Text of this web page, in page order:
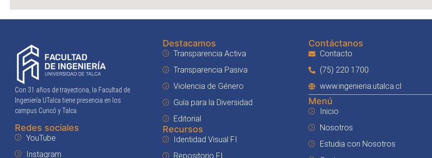
Con 31 años de trayectoria, la Facultad de
Ingeniería UTalca tiene presencia en los
campus Curicó y Talca.
Redes sociales
YouTube
Instagram
Destacamos
Transparencia Activa
Transparencia Pasiva
Violencia de Género
Guía para la Diversidad
Editorial
Recursos
Identidad Visual FI
Repositorio FI
Contáctanos
Contacto
(75) 220 1700
www.ingenieria.utalca.cl
Menú
Inicio
Nosotros
Estudia con Nosotros